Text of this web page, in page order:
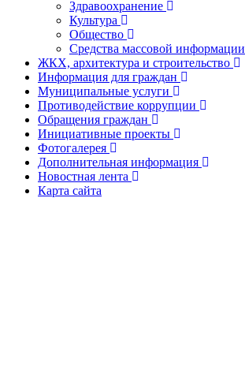
Здравоохранение
Культура
Общество
Средства массовой информации
ЖКХ, архитектура и строительство
Информация для граждан
Муниципальные услуги
Противодействие коррупции
Обращения граждан
Инициативные проекты
Фотогалерея
Дополнительная информация
Новостная лента
Карта сайта